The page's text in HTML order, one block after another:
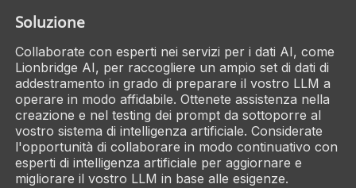
Soluzione
Collaborate con esperti nei servizi per i dati AI, come
Lionbridge AI, per raccogliere un ampio set di dati di
addestramento in grado di preparare il vostro LLM a
operare in modo affidabile. Ottenete assistenza nella
creazione e nel testing dei prompt da sottoporre al
vostro sistema di intelligenza artificiale. Considerate
l'opportunità di collaborare in modo continuativo con
esperti di intelligenza artificiale per aggiornare e
migliorare il vostro LLM in base alle esigenze.